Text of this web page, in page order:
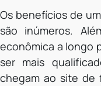
Os benefícios de
são inúmeros.
econômica a longo
ser mais
chegam ao site de